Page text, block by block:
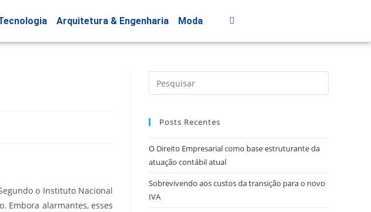
Arquitetura & Engenharia Moda
o Instituto Nacional
Embora alarmantes, esses
Posts Recentes
O Direito Empresarial como base estruturante da
atuação contábil atual
Sobrevivendo aos custos da transição para o novo
IVA